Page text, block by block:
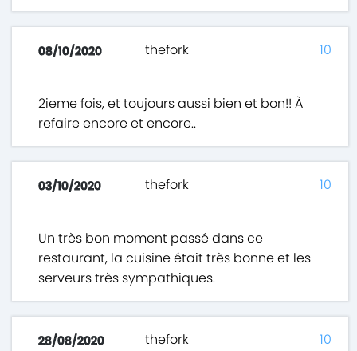
08/10/2020 thefork
2ieme fois, et toujours aussi bien et bon!! À
refaire encore et encore..
10
03/10/2020 thefork
Un très bon moment passé dans ce
restaurant, la cuisine était très bonne et les
serveurs très sympathiques.
10
28/08/2020 thefork 10